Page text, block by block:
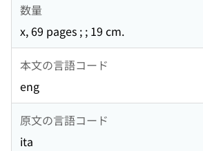
数量
x, 69 pages ; ; 19 cm.
本文の言語コード
eng
原文の言語コード
ita